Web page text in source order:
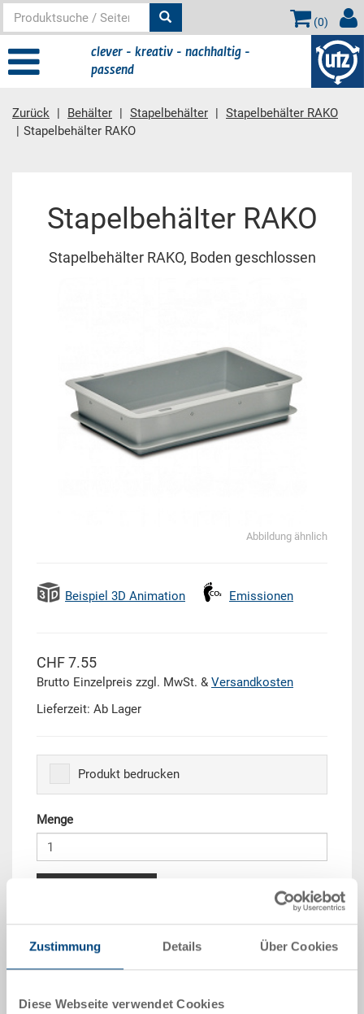
Zustimmung Details Über Cookies
Diese Webseite verwendet Cookies
(0)
clever - kreativ - nachhaltig -
passend
Zurück Behälter Stapelbehälter
Stapelbehälter RAKO
Stapelbehälter RAKO
Stapelbehälter RAKO
Stapelbehälter RAKO, Boden geschlossen
Abbildung ähnlich
Beispiel 3D Animation Emissionen
CHF 7.55
Brutto Einzelpreis zzgl. MwSt. & Versandkosten
Lieferzeit: Ab Lager
Produkt bedrucken
Menge
ab 10 Stück CHF 6.80
ab 50 Stück CHF 6.20